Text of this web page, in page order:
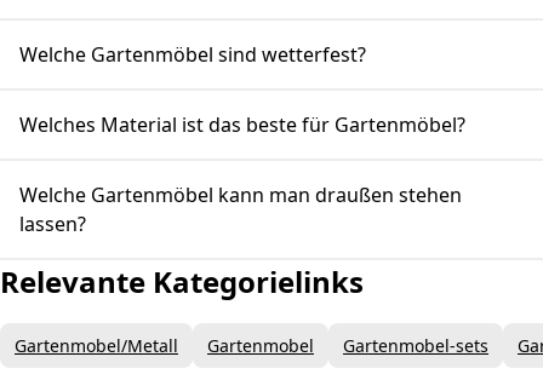
Welche Gartenmöbel sind wetterfest?
Welches Material ist das beste für Gartenmöbel?
Welche Gartenmöbel kann man draußen stehen
lassen?
Relevante Kategorielinks
Gartenmobel/Metall Gartenmobel Gartenmobel-sets